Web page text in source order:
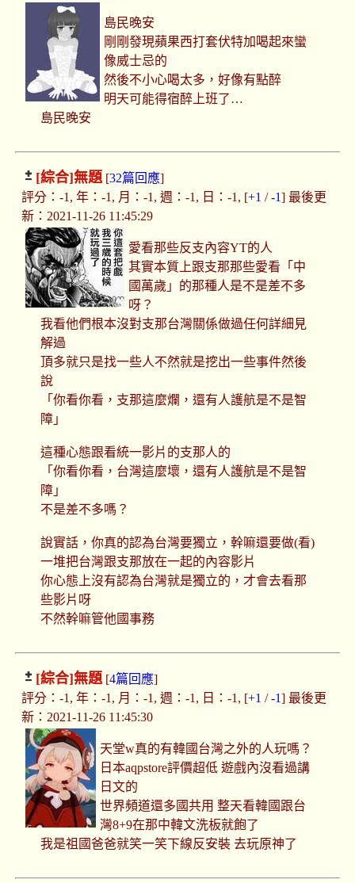
島民晚安
剛剛發現蘋果西打套伏特加喝起來蠻
像威士忌的
然後不小心喝太多，好像有點醉
明天可能得宿醉上班了…
島民晚安
[綜合]無題[32篇回應]
評分：-1, 年：-1, 月：-1, 週：-1, 日：-1, [+1 /-1] 最後更
新：2021-11-26 11:45:29
愛看那些反支內容YT的人
其實本質上跟支那那些愛看「中
國萬歲」的那種人是不是差不多
呀？
我看他們根本沒對支那台灣關係做過任何詳細見
解過
頂多就只是找一些人不然就是挖出一些事件然後
說
「你看你看，支那這麼爛，還有人護航是不是智
障」
這種心態跟看統一影片的支那人的
「你看你看，台灣這麼壞，還有人護航是不是智
障」
不是差不多嗎？
說實話，你真的認為台灣要獨立，幹嘛還要做(看)
一堆把台灣跟支那放在一起的內容影片
你心態上沒有認為台灣就是獨立的，才會去看那
些影片呀
不然幹嘛管他國事務
[綜合]無題[4篇回應]
評分：-1, 年：-1, 月：-1, 週：-1, 日：-1, [+1 /-1] 最後更
新：2021-11-26 11:45:30
天堂w真的有韓國台灣之外的人玩嗎？
日本aqpstore評價超低 遊戲內沒看過講
日文的
世界頻道還多國共用 整天看韓國跟台
灣8+9在那中韓文洗板就飽了
我是祖國爸爸就笑一笑下線反安裝 去玩原神了